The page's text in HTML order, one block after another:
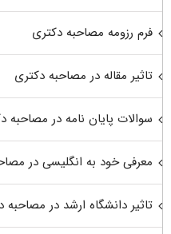
فرم رزومه مصاحبه دکتری
تاثیر مقاله در مصاحبه دکتری
سوالات پایان نامه در مصاحبه
معرفی خود به انگلیسی در
تاثیر دانشگاه ارشد در مصاحبه